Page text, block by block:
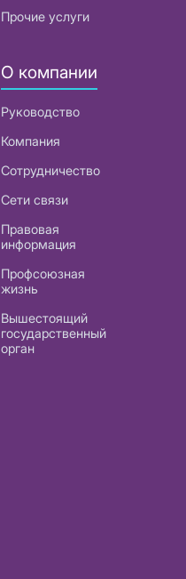
Прочие услуги
О компании
Руководство
Компания
Сотрудничество
Сети связи
Правовая
информация
Профсоюзная
жизнь
Вышестоящий
государственный
орган